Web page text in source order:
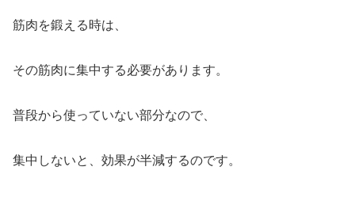
筋肉を鍛える時は、
その筋肉に集中する必要があります。
普段から使っていない部分なので、
集中しないと、効果が半減するのです。